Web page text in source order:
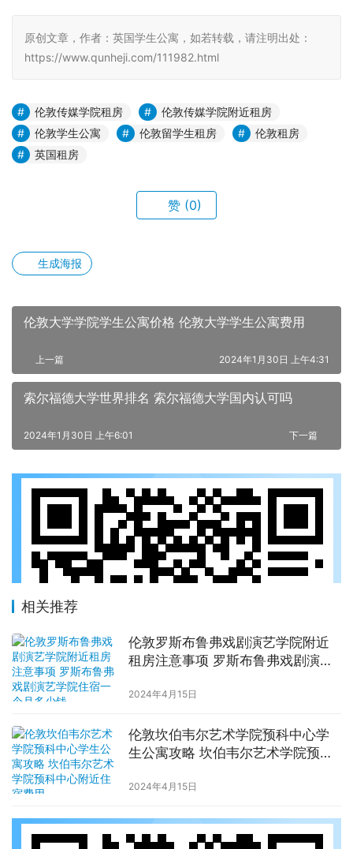
原创文章，作者：英国学生公寓，如若转载，请注明出处：
https://www.qunheji.com/111982.html
伦敦传媒学院租房
伦敦传媒学院附近租房
伦敦学生公寓
伦敦留学生租房
伦敦租房
英国租房
赞 (0)
生成海报
伦敦大学学院学生公寓价格 伦敦大学学生公寓费用
上一篇 2024年1月30日 上午4:31
索尔福德大学世界排名 索尔福德大学国内认可吗
下一篇
2024年1月30日 上午6:01
相关推荐
伦敦罗斯布鲁弗戏剧演艺学院附近
租房注意事项 罗斯布鲁弗戏剧演艺
2024年4月15日
伦敦坎伯韦尔艺术学院预科中心学
生公寓攻略 坎伯韦尔艺术学院预科
2024年4月15日